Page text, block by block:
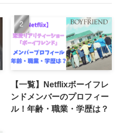
【一覧】Netflixボーイフレ
ンドメンバーのプロフィー
ル！年齢・職業・学歴は？